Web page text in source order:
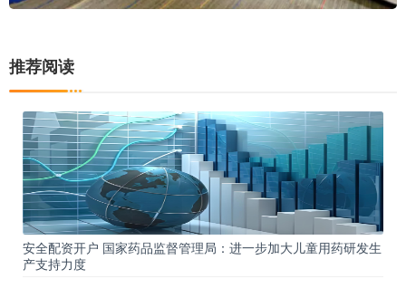
推荐阅读
安全配资开户 国家药品监督管理局：进一步加大儿童用药研发生
产支持力度